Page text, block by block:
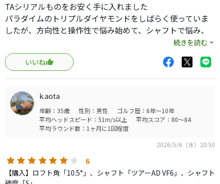
TAシリアルものをお安く手に入れました
パラダイムのトリプルダイヤモンドをしばらく使っていま
したが、方向性と操作性で悩み始めて、シャフトで悩み、
ウェイトで悩みしているうちにこちらのみなさまの口コミ
を拝見し、ローグのトリプルダイヤモンドLSに代えました
シャフトはパラダイムで使用していたtensei 1k white 5xの
ままですが、一発目から打ちやすさが違う！
持ち球のフェードは気持ちの良い伸びるフェードでパラダ
イムの時にどうやっても出せなかったドローが楽に打て
る！しかも気持ちよく
打感はTAシリアルだからなのか、柔らかい中にほんの少し
プルダイヤモンドの完全な柔らかさではないですがいい感
じです
コースに持って行ってないので本筋はわかりませんが、だ
続きを読む
いいね
k.aota
年齢：35歳 性別：男性
ゴルフ歴：6年～10年
平均ヘッドスピード：51m/s以上
平均スコア：80～84
平均ラウンド数：1ヶ月に1回程度
2026/5/6（水）20:50
6
【購入】ロフト角「10.5°」、シャフト「ツアーAD VF6」、シャフト